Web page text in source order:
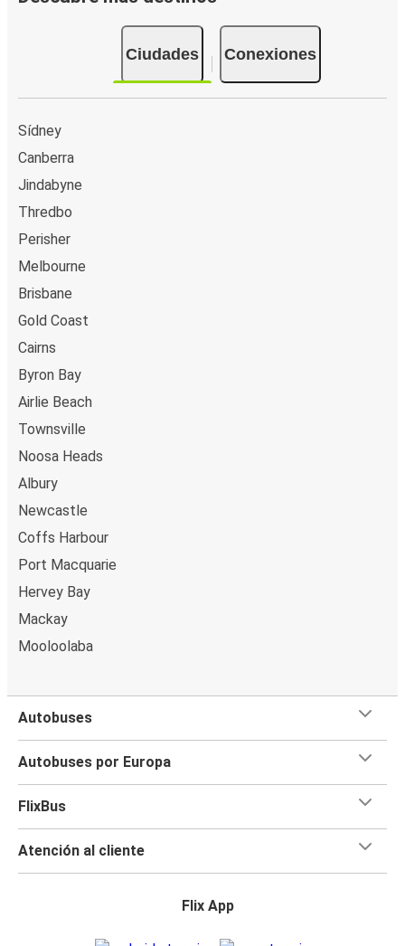
Ciudades Conexiones
Sídney
Canberra
Jindabyne
Thredbo
Perisher
Melbourne
Brisbane
Gold Coast
Cairns
Byron Bay
Airlie Beach
Townsville
Noosa Heads
Albury
Newcastle
Coffs Harbour
Port Macquarie
Hervey Bay
Mackay
Mooloolaba
Autobuses
Autobuses por Europa
FlixBus
Atención al cliente
Flix App